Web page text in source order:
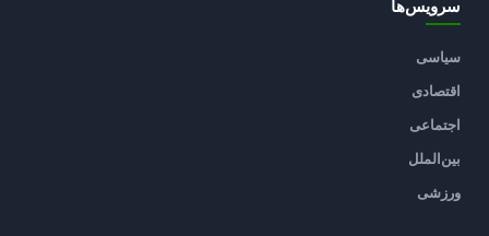
سرویس‌ها
سیاسی
اقتصادی
اجتماعی
بین‌الملل
ورزشی